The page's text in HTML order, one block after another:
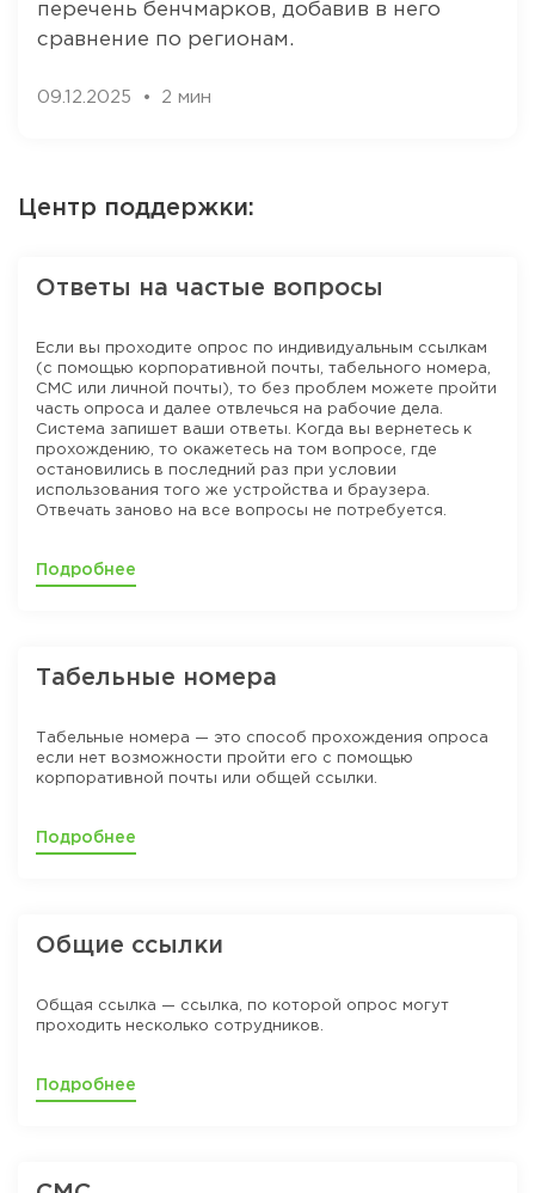
перечень бенчмарков, добавив в него
сравнение по регионам.
09.12.2025 2 мин
Центр поддержки:
Ответы на частые вопросы
Если вы проходите опрос по индивидуальным ссылкам
(с помощью корпоративной почты, табельного номера,
СМС или личной почты), то без проблем можете пройти
часть опроса и далее отвлечься на рабочие дела.
Система запишет ваши ответы. Когда вы вернетесь к
прохождению, то окажетесь на том вопросе, где
остановились в последний раз при условии
использования того же устройства и браузера.
Отвечать заново на все вопросы не потребуется.
Подробнее
Табельные номера
Табельные номера — это способ прохождения опроса
если нет возможности пройти его с помощью
корпоративной почты или общей ссылки.
Подробнее
Общие ссылки
Общая ссылка — ссылка, по которой опрос могут
проходить несколько сотрудников.
Подробнее